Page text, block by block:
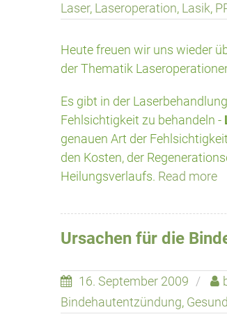
Laser, Laseroperation, Lasik,
Heute freuen wir uns wieder
der Thematik
Es gibt in der
Fehlsichtigkeit zu behandeln -
genauen Art der
den Kosten, der
Heilungsverlaufs. Read more
Ursachen für die
16. September 2009
Bindehautentzündung,